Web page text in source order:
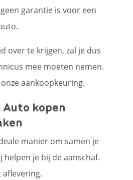
garantie is voor een
over te krijgen, zal je dus
mee moeten nemen.
aankoopkeuring.
kopen
manier om samen je
helpen je bij de aanschaf.